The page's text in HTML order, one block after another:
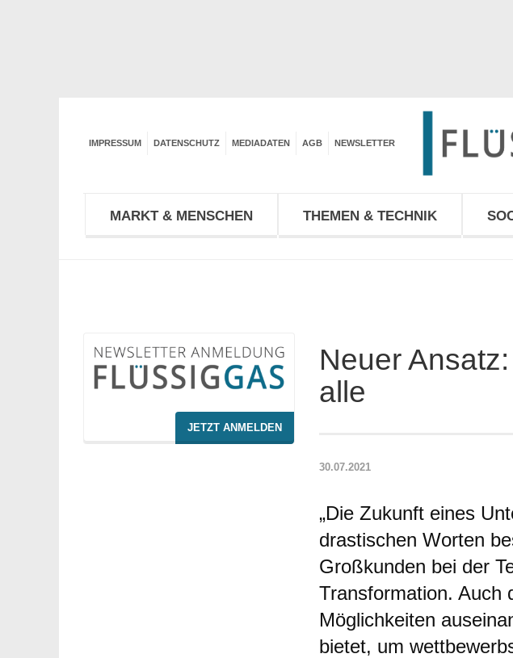
MARKT & MENSCHEN THEMEN & TECHNIK
IMPRESSUM DATENSCHUTZ MEDIADATEN AGB NEWSLETTER
Neuer
alle
30.07.2021
„Die Zukunft eines
drastischen Worten
Großkunden bei der
Transformation. Auch
Möglichkeiten
bietet, um
JETZT ANMELDEN